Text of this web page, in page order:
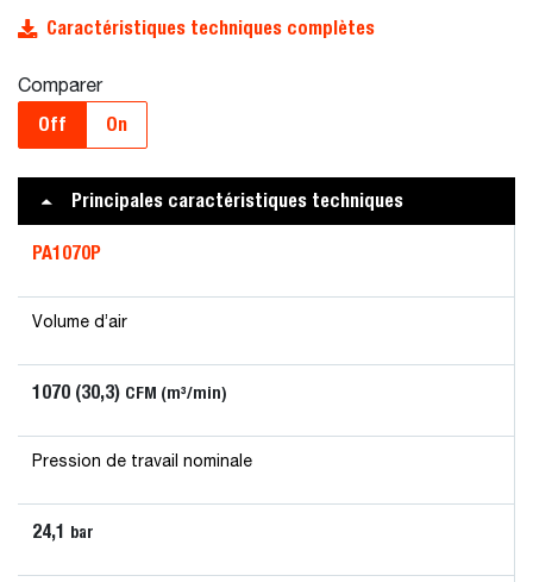
Caractéristiques techniques complètes
Comparer
Off On
Principales caractéristiques techniques
PA1070P
Volume d’air
1070 (30,3) CFM (m³/min)
Pression de travail nominale
24,1 bar